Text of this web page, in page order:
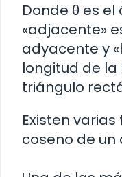
Donde θ es
«adjacente»
adyacente y
longitud de la
triángulo
Existen
coseno de un